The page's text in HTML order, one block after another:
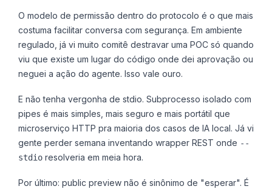
O modelo de permissão dentro do protocolo é o que mais
costuma facilitar conversa com segurança. Em ambiente
regulado, já vi muito comitê destravar uma POC só quando
viu que existe um lugar do código onde dei aprovação ou
neguei a ação do agente. Isso vale ouro.
E não tenha vergonha de stdio. Subprocesso isolado com
pipes é mais simples, mais seguro e mais portátil que
microserviço HTTP pra maioria dos casos de IA local. Já vi
gente perder semana inventando wrapper REST onde --
stdio resolveria em meia hora.
Por último: public preview não é sinônimo de "esperar". É